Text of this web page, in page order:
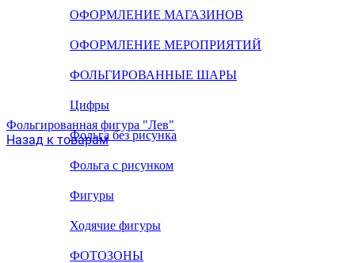
ОФОРМЛЕНИЕ МАГАЗИНОВ
ОФОРМЛЕНИЕ МЕРОПРИЯТИЙ
ФОЛЬГИРОВАННЫЕ ШАРЫ
Цифры
Фольга без рисунка
Фольга с рисунком
Фигуры
Ходячие фигуры
ФОТОЗОНЫ
Фольгированная фигура "Лев"
Назад к товарам